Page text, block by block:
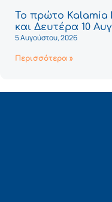
Το πρώτο Kalamia
και Δευτέρα 10
5 Αυγούστου, 2026
Περισσότερα »